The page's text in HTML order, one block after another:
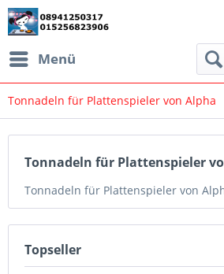
Menü
Tonnadeln für Plattenspieler von Alpha
Tonnadeln für Plattenspieler
Tonnadeln für Plattenspieler von
Topseller